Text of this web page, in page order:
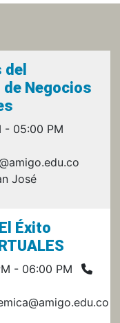
Negocios
- 05:00 PM
José
Éxito
- 06:00 PM